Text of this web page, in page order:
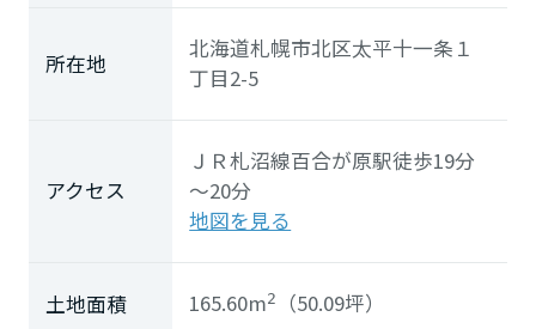
所在地
北海道札幌市北区太平十一条１
丁目2-5
アクセス
ＪＲ札沼線百合が原駅徒歩19分
～20分
地図を見る
土地面積 165.60m2 （50.09坪）